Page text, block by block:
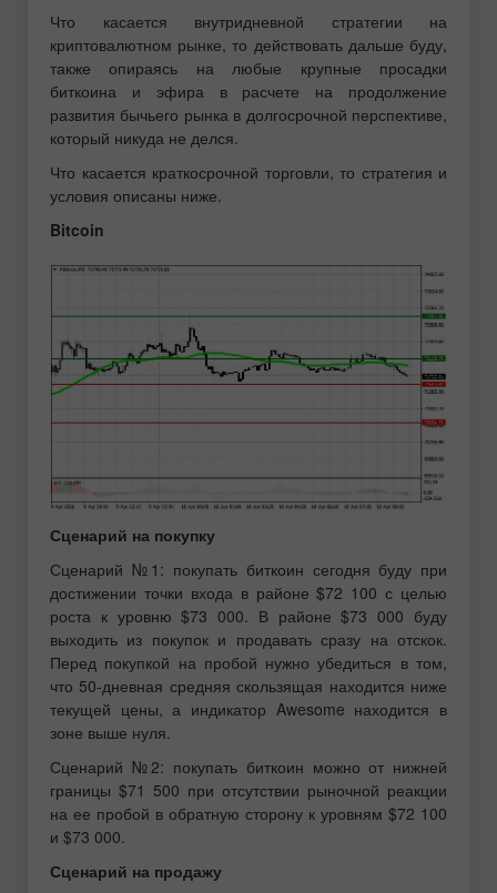
Что касается внутридневной стратегии на
криптовалютном рынке, то действовать дальше буду,
также опираясь на любые крупные просадки
биткоина и эфира в расчете на продолжение
развития бычьего рынка в долгосрочной перспективе,
который никуда не делся.
Что касается краткосрочной торговли, то стратегия и
условия описаны ниже.
Bitcoin
Сценарий на покупку
Сценарий №1: покупать биткоин сегодня буду при
достижении точки входа в районе $72 100 с целью
роста к уровню $73 000. В районе $73 000 буду
выходить из покупок и продавать сразу на отскок.
Перед покупкой на пробой нужно убедиться в том,
что 50-дневная средняя скользящая находится ниже
текущей цены, а индикатор Awesome находится в
зоне выше нуля.
Сценарий №2: покупать биткоин можно от нижней
границы $71 500 при отсутствии рыночной реакции
на ее пробой в обратную сторону к уровням $72 100
и $73 000.
Сценарий на продажу